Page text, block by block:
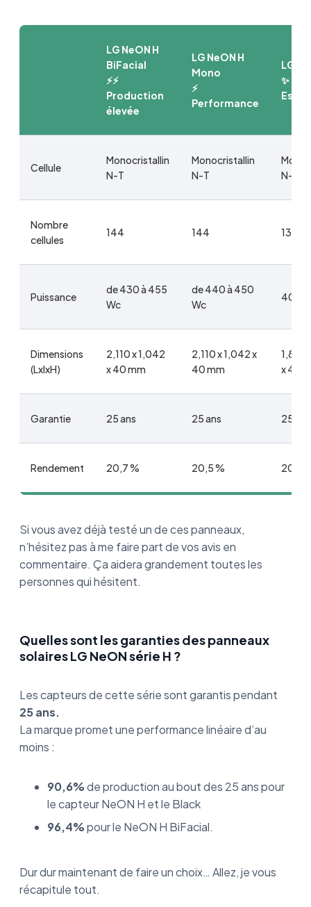
LG NeON H
BiFacial
⚡️⚡️
Production
élevée
LG NeON H
Mono
⚡️
Performance
LG
✨
Cellule
Monocristallin
N-T
Monocristallin
N-T
N-T
Nombre
cellules
144 144 132
Puissance
de 430 à 455
Wc
de 440 à 450
Wc
405
Dimensions
(LxlxH)
2,110 x 1,042
x 40 mm
2,110 x 1,042 x
40 mm
1,880
x
Garantie 25 ans 25 ans 25 ans
Rendement 20,7 % 20,5 % 20,7
Si vous avez déjà testé un de ces panneaux,
n’hésitez pas à me faire part de vos avis en
commentaire. Ça aidera grandement toutes les
personnes qui hésitent.
Quelles sont les garanties des panneaux
solaires LG NeON série H ?
Les capteurs de cette série sont garantis pendant
25 ans.
La marque promet une performance linéaire d’au
moins :
90,6%de production au bout des 25 ans pour
le capteur NeON H et le Black
96,4%pour le NeON H BiFacial.
Dur dur maintenant de faire un choix… Allez, je vous
récapitule tout.